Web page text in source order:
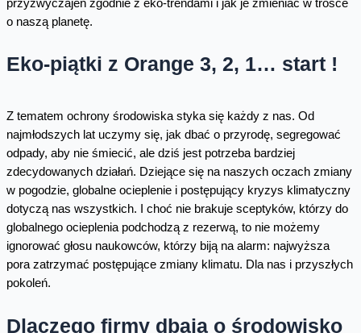
przyzwyczajeń zgodnie z eko-trendami i jak je zmieniać w trosce
o naszą planetę.
Eko-piątki z Orange 3, 2, 1… start !
Z tematem ochrony środowiska styka się każdy z nas. Od
najmłodszych lat uczymy się, jak dbać o przyrodę, segregować
odpady, aby nie śmiecić, ale dziś jest potrzeba bardziej
zdecydowanych działań. Dziejące się na naszych oczach zmiany
w pogodzie, globalne ocieplenie i postępujący kryzys klimatyczny
dotyczą nas wszystkich. I choć nie brakuje sceptyków, którzy do
globalnego ocieplenia podchodzą z rezerwą, to nie możemy
ignorować głosu naukowców, którzy biją na alarm: najwyższa
pora zatrzymać postępujące zmiany klimatu. Dla nas i przyszłych
pokoleń.
Dlaczego firmy dbają o środowisko